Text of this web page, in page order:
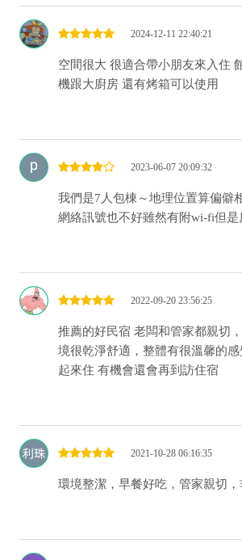
2024-12-11 22:40:21
空間很大 很適合帶小朋友來入住
機跟大廚房 還有烤箱可以使用
2023-06-07 20:09:32
我們是7人包棟～地理位置算偏僻
網絡訊號也不好雖然有附wi-fi但是
2022-09-20 23:56:25
推薦的好民宿 老闆和管家都親切
境很乾淨舒適，整體有很溫馨的
起來住 有機會還會再到訪住宿
2021-10-28 06:16:35
環境整潔，早餐好吃，管家親切